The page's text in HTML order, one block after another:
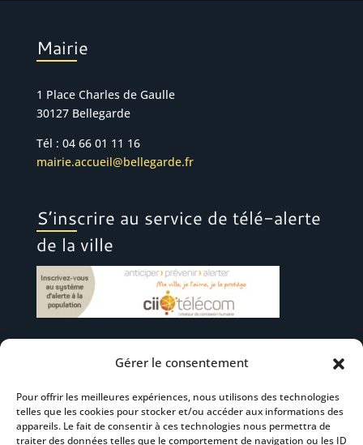
Gérer le consentement
Pour offrir les meilleures expériences, nous utilisons des technologies
telles que les cookies pour stocker et/ou accéder aux informations des
appareils. Le fait de consentir à ces technologies nous permettra de
traiter des données telles que le comportement de navigation ou les ID
Mairie
1 Place Charles de Gaulle
30127 Bellegarde
Tél : 04 66 01 11 16
mairie.accueil@bellegarde.fr
S’inscrire au service de télé-alerte
de la ville
Suivez-nous